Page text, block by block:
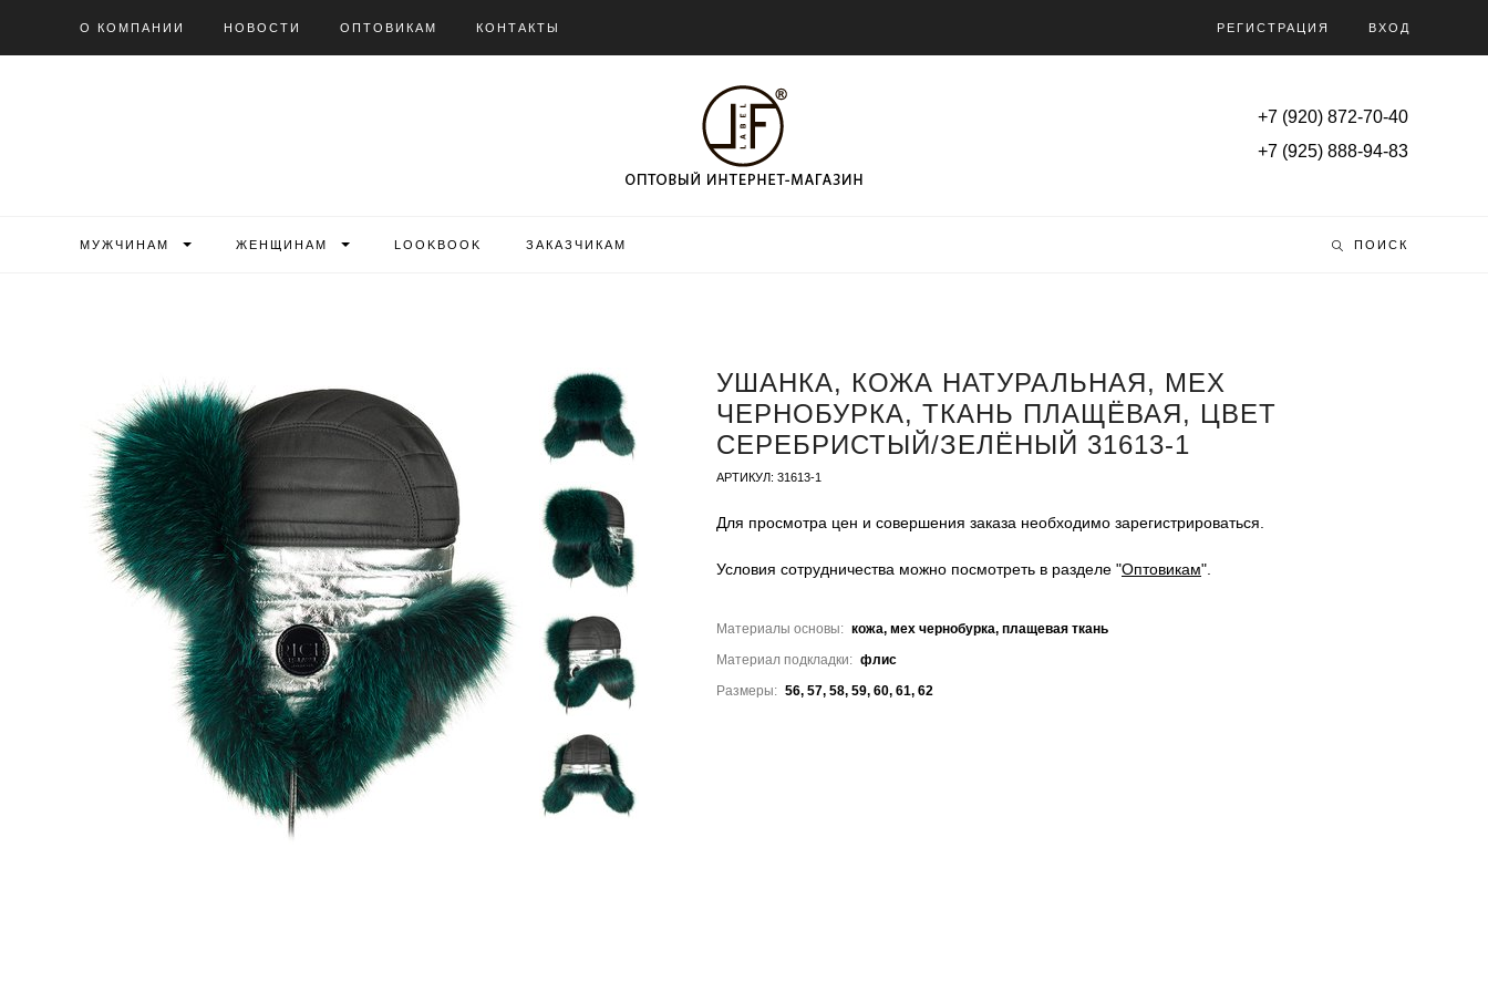
О КОМПАНИИ НОВОСТИ ОПТОВИКАМ КОНТАКТЫ РЕГИСТРАЦИЯ ВХОД
+7 (920) 872-70-40
+7 (925) 888-94-83
МУЖЧИНАМ ЖЕНЩИНАМ LOOKBOOK ЗАКАЗЧИКАМ ПОИСК
УШАНКА, КОЖА НАТУРАЛЬНАЯ, МЕХ
ЧЕРНОБУРКА, ТКАНЬ ПЛАЩЁВАЯ, ЦВЕТ
СЕРЕБРИСТЫЙ/ЗЕЛЁНЫЙ 31613-1
АРТИКУЛ: 31613-1
Для просмотра цен и совершения заказа необходимо зарегистрироваться.
Условия сотрудничества можно посмотреть в разделе "Оптовикам".
Материалы основы: кожа, мех чернобурка, плащевая ткань
Материал подкладки: флис
Размеры: 56, 57, 58, 59, 60, 61, 62